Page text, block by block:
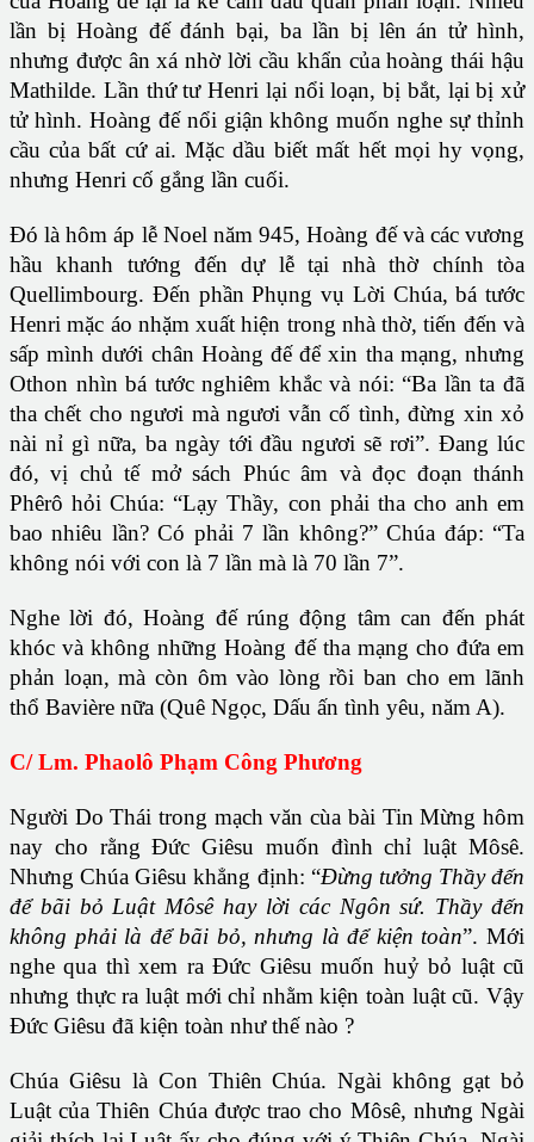
lần bị Hoàng đế đánh bại, ba lần bị lên án tử hình,
nhưng được ân xá nhờ lời cầu khẩn của hoàng thái hậu
Mathilde. Lần thứ tư Henri lại nổi loạn, bị bắt, lại bị xử
tử hình. Hoàng đế nổi giận không muốn nghe sự thỉnh
cầu của bất cứ ai. Mặc dầu biết mất hết mọi hy vọng,
nhưng Henri cố gắng lần cuối.
Đó là hôm áp lễ Noel năm 945, Hoàng đế và các vương
hầu khanh tướng đến dự lễ tại nhà thờ chính tòa
Quellimbourg. Đến phần Phụng vụ Lời Chúa, bá tước
Henri mặc áo nhặm xuất hiện trong nhà thờ, tiến đến và
sấp mình dưới chân Hoàng đế để xin tha mạng, nhưng
Othon nhìn bá tước nghiêm khắc và nói: “Ba lần ta đã
tha chết cho ngươi mà ngươi vẫn cố tình, đừng xin xỏ
nài nỉ gì nữa, ba ngày tới đầu ngươi sẽ rơi”. Đang lúc
đó, vị chủ tế mở sách Phúc âm và đọc đoạn thánh
Phêrô hỏi Chúa: “Lạy Thầy, con phải tha cho anh em
bao nhiêu lần? Có phải 7 lần không?” Chúa đáp: “Ta
không nói với con là 7 lần mà là 70 lần 7”.
Nghe lời đó, Hoàng đế rúng động tâm can đến phát
khóc và không những Hoàng đế tha mạng cho đứa em
phản loạn, mà còn ôm vào lòng rồi ban cho em lãnh
thổ Bavière nữa (Quê Ngọc, Dấu ấn tình yêu, năm A).
C/ Lm. Phaolô Phạm Công Phương
Người Do Thái trong mạch văn cùa bài Tin Mừng hôm
nay cho rằng Đức Giêsu muốn đình chỉ luật Môsê.
Nhưng Chúa Giêsu khẳng định: “Đừng tưởng Thầy đến
để bãi bỏ Luật Môsê hay lời các Ngôn sứ. Thầy đến
không phải là để bãi bỏ, nhưng là để kiện toàn”. Mới
nghe qua thì xem ra Đức Giêsu muốn huỷ bỏ luật cũ
nhưng thực ra luật mới chỉ nhằm kiện toàn luật cũ. Vậy
Đức Giêsu đã kiện toàn như thế nào ?
Chúa Giêsu là Con Thiên Chúa. Ngài không gạt bỏ
Luật của Thiên Chúa được trao cho Môsê, nhưng Ngài